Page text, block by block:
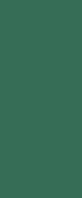
- SAEMES